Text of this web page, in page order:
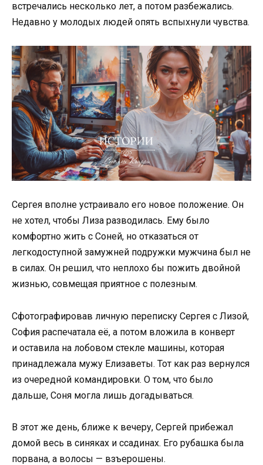
встречались несколько лет, а потом разбежались.
Недавно у молодых людей опять вспыхнули чувства.
Сергея вполне устраивало его новое положение. Он
не хотел, чтобы Лиза разводилась. Ему было
комфортно жить с Соней, но отказаться от
легкодоступной замужней подружки мужчина был не
в силах. Он решил, что неплохо бы пожить двойной
жизнью, совмещая приятное с полезным.
Сфотографировав личную переписку Сергея с Лизой,
София распечатала её, а потом вложила в конверт
и оставила на лобовом стекле машины, которая
принадлежала мужу Елизаветы. Тот как раз вернулся
из очередной командировки. О том, что было
дальше, Соня могла лишь догадываться.
В этот же день, ближе к вечеру, Сергей прибежал
домой весь в синяках и ссадинах. Его рубашка была
порвана, а волосы — взъерошены.